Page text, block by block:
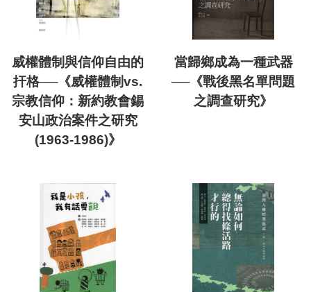
威權體制與信仰自由的
扞格──《威權體制vs.
宗教信仰：新約教會錫
安山政治案件之研究
(1963-1986)》
當歸鄉成為一種武器
──《戰後黑名單問題
之調查研究》